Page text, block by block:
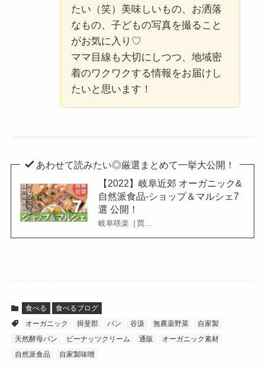
たい（笑）美味しいもの、お洒落
なもの、子どもの写真を撮ること
がお気に入り♡
ママ目線も大切にしつつ、地域密
着のワクワクする情報をお届けし
たいと思います！
あわせて読みたい◎厳選まとめて一挙大公開！
【2022】岐阜近郊 オーガニック&
自然派食品-ショップ＆マルシェ7
選 公開！
岐阜咲楽［買…
食べる
食べるブログ
オーガニック
揖斐郡 パン 谷汲 無農薬野菜
自家製
天然酵母パン
ピーナッツクリーム 通販
オーガニック素材
自然派食品
自家製味噌